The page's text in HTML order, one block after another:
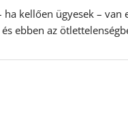
kellően ügyesek –
ebben az